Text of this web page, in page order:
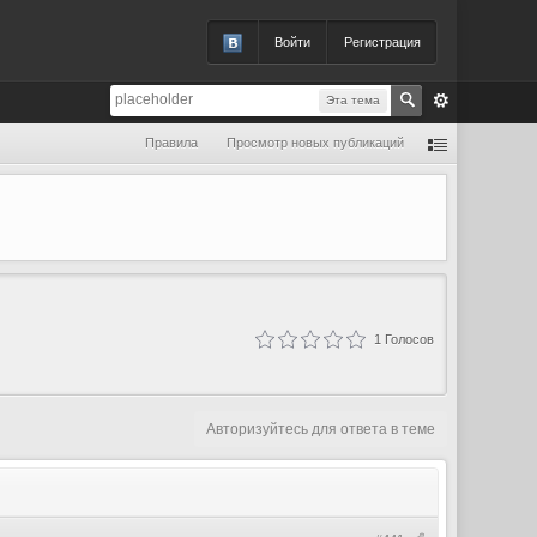
Войти Регистрация
Эта тема
Правила Просмотр новых публикаций
1 Голосов
Авторизуйтесь для ответа в теме